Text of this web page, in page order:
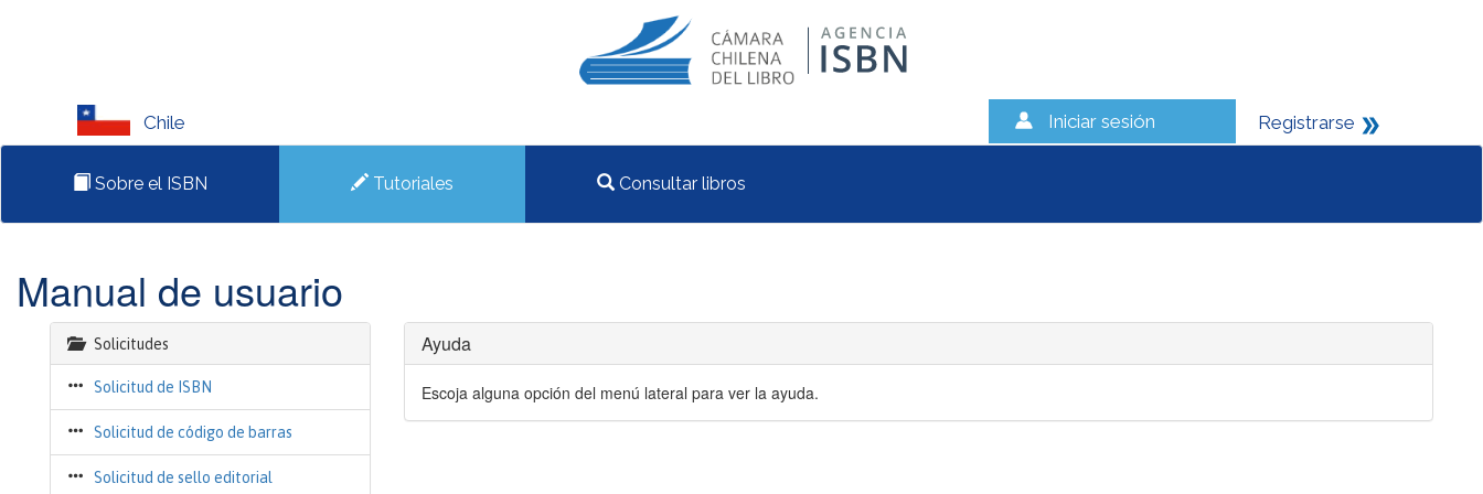
Chile Iniciar sesión Registrarse
Sobre el ISBN Tutoriales Consultar libros
Manual de usuario
Solicitudes
Solicitud de ISBN
Solicitud de código de barras
Solicitud de sello editorial
Ayuda
Escoja alguna opción del menú lateral para ver la ayuda.